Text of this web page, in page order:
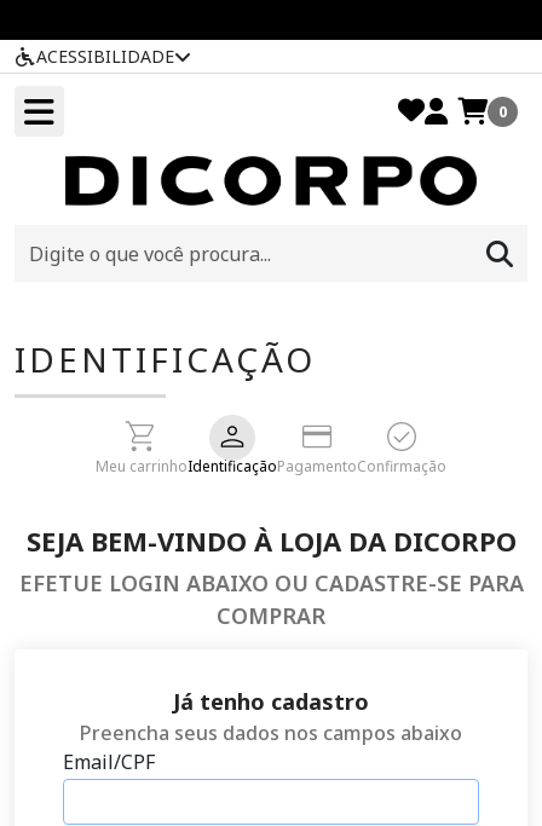
ACESSIBILIDADE
0
IDENTIFICAÇÃO
Meu carrinhoIdentificaçãoPagamentoConfirmação
SEJA BEM-VINDO À LOJA DA DICORPO
EFETUE LOGIN ABAIXO OU CADASTRE-SE PARA
COMPRAR
Já tenho cadastro
Preencha seus dados nos campos abaixo
Email/CPF